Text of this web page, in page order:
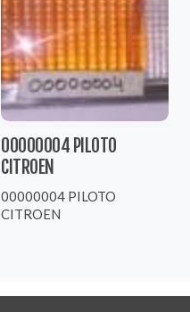
00000004 PILOTO
CITROEN
00000004 PILOTO
CITROEN